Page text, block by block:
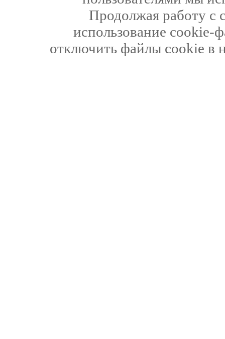
Продолжая работу с
использование cookie-
отключить файлы cookie в